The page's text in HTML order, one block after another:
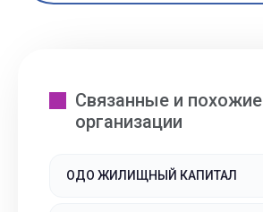
Связанные и похожие
организации
ОДО ЖИЛИЩНЫЙ КАПИТАЛ